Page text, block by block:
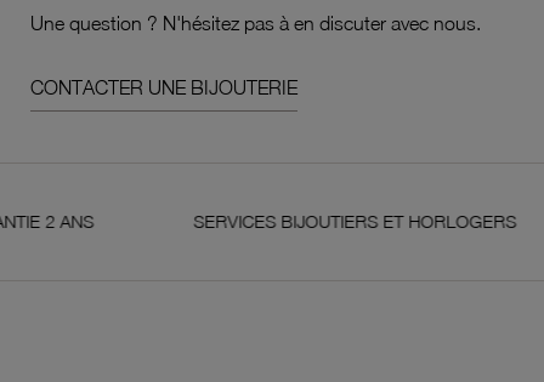
Une question ? N'hésitez pas à en discuter avec nous.
CONTACTER UNE BIJOUTERIE
SERVICES BIJOUTIERS ET HORLOGERS